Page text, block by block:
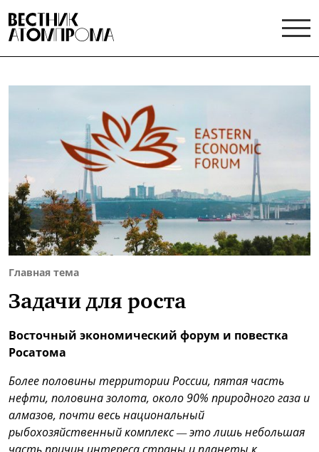
Главная тема
Задачи для роста
Восточный экономический форум и повестка
Росатома
Более половины территории России, пятая часть
нефти, половина золота, около 90% природного газа и
алмазов, почти весь национальный
рыбохозяйственный комплекс — это лишь небольшая